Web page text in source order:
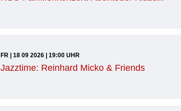
FR | 18 09 2026 | 19:00 UHR
Jazztime: Reinhard Micko & Friends